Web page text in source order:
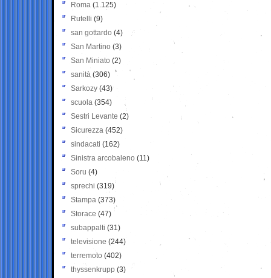
Roma (1.125)
Rutelli (9)
san gottardo (4)
San Martino (3)
San Miniato (2)
sanità (306)
Sarkozy (43)
scuola (354)
Sestri Levante (2)
Sicurezza (452)
sindacati (162)
Sinistra arcobaleno (11)
Soru (4)
sprechi (319)
Stampa (373)
Storace (47)
subappalti (31)
televisione(244)
terremoto (402)
thyssenkrupp (3)